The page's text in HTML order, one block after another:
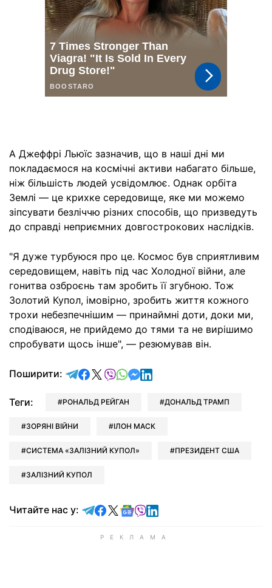
А Джеффрі Льюїс зазначив, що в наші дні ми
покладаємося на космічні активи набагато більше,
ніж більшість людей усвідомлює. Однак орбіта
Землі — це крихке середовище, яке ми можемо
зіпсувати безліччю різних способів, що призведуть
до справді неприємних довгострокових наслідків.
"Я дуже турбуюся про це. Космос був сприятливим
середовищем, навіть під час Холодної війни, але
гонитва озброєнь там зробить її згубною. Тож
Золотий Купол, імовірно, зробить життя кожного
трохи небезпечнішим — принаймні доти, доки ми,
сподіваюся, не прийдемо до тями та не вирішимо
спробувати щось інше", — резюмував він.
Поширити: відправити у Telegram
поділитись у Facebook
поділитись у X
відправити у Viber
відправити у Whatsapp
відправити у Messenger
відправити у LinkedIn
Теги: РОНАЛЬД РЕЙГАН ДОНАЛЬД ТРАМП
ЗОРЯНІ ВІЙНИ ІЛОН МАСК
СИСТЕМА «ЗАЛІЗНИЙ КУПОЛ» ПРЕЗИДЕНТ США
ЗАЛІЗНИЙ КУПОЛ
Читайте нас у: Читайте у Telegram
Читайте у Facebook
Читайте у X
Читайте у Google news
Читайте у Viber
Читайте у LinkedIn